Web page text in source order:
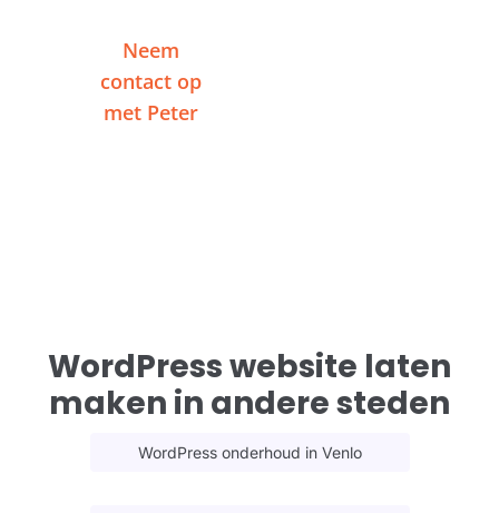
Neem
contact op
met Peter
WordPress website laten
maken in andere steden
WordPress onderhoud in Venlo